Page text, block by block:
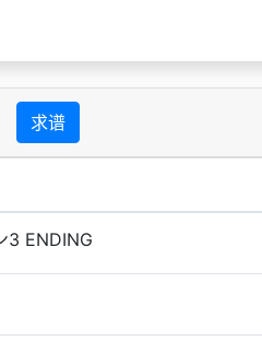
求谱
3 ENDING